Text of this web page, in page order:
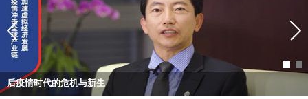
金融 公益 军事
富媒体
新华电视中文 新华电视英文
后疫情时代的危机与新生